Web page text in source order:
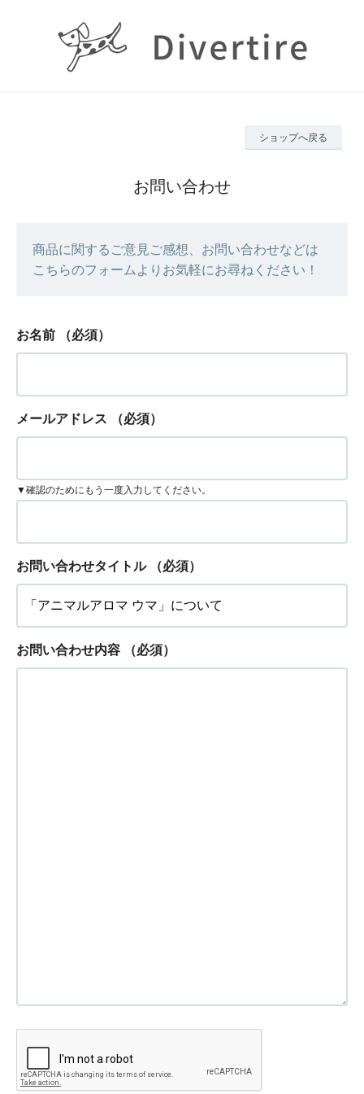
ショップへ戻る
お問い合わせ
商品に関するご意見ご感想、お問い合わせなどは
こちらのフォームよりお気軽にお尋ねください！
お名前 （必須）
メールアドレス （必須）
▼確認のためにもう一度入力してください。
お問い合わせタイトル （必須）
お問い合わせ内容 （必須）